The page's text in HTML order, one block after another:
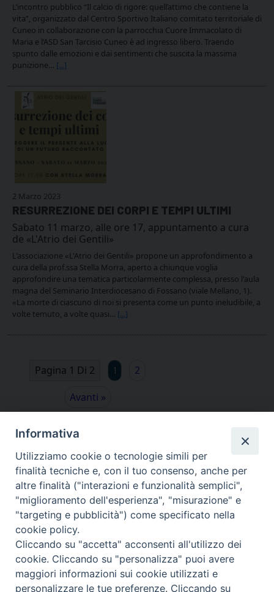
L’incontro pubblico “Il calcio di rigore: quell’attimo che contiene la
vita”, organizzato dal Centro Sportivo Italiano comitato territoriale di
Cuneo in collaborazione con la parrocchia Cuore Immacolato di
Maria e l’ASD San Tarcisio Cuneo è ad ingresso libero. Traendo
spunto dalle emozioni e dai sentimenti che suscita la massima
punizione… [...]
2 Marzo 2023
RESURREZIONE DEI CORPI E TEMPI ULTIMI
Sabato 11 marzo, alle ore 17, appuntamento a cura
de «L'Atrio dei Gentili»
L'associazione «L'Atrio dei Gentili» propone un approfondimento a
cura della prof.ssa Stella Morra, aperto a chiunque voglia
approfondire una tematica particolarmente complessa, presso l'aula
magna del Seminario Interdiocesano di Fossano (viale Mellano, 1).
«La morte di ciascuno di noi si presenta come un punto ineludibile, a
volte temuto, a volte quasi… [...]
Pagina 1 Di 2 1
2
Avanti »
via Amedeo Rossi, 28 - 12100 Cuneo
segreteriagenerale@diocesicuneofossano.it
Informativa
Utilizziamo cookie o tecnologie simili per
finalità tecniche e, con il tuo consenso, anche per
altre finalità ("interazioni e funzionalità semplici",
"miglioramento dell'esperienza", "misurazione" e
"targeting e pubblicità") come specificato nella
cookie policy.
Cliccando su "accetta" acconsenti all'utilizzo dei
cookie. Cliccando su "personalizza" puoi avere
maggiori informazioni sui cookie utilizzati e
personalizzare le tue preferenze. Cliccando su